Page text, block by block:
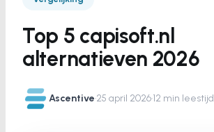
Top 5 capisoft.nl
alternatieven 2026
Ascentive·25 april 2026·12 min leestijd